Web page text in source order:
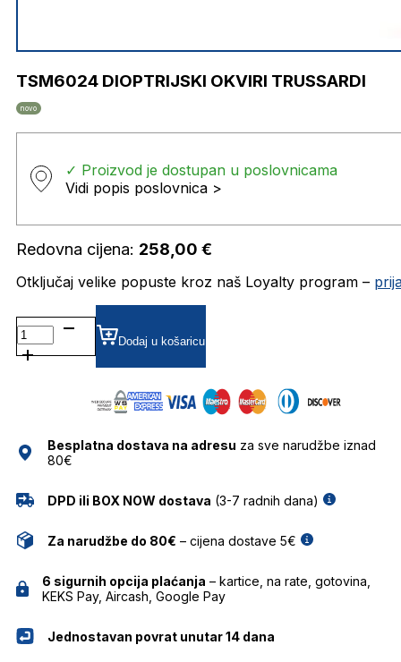
TSM6024 DIOPTRIJSKI OKVIRI TRUSSARDI
novo
✓ Proizvod je dostupan u poslovnicama
Vidi popis poslovnica >
Redovna cijena: 258,00 €
Otključaj velike popuste kroz naš Loyalty program –
TSM6024 DIOPTRIJSKI
OKVIRI
TRUSSARDI
Dodaj u košaricu
Besplatna dostava na adresu za sve narudžbe iznad
80€
DPD ili BOX NOW dostava (3-7 radnih dana)
Za narudžbe do 80€ – cijena dostave 5€
6 sigurnih opcija plaćanja – kartice, na rate, gotovina,
KEKS Pay, Aircash, Google Pay
Jednostavan povrat unutar 14 dana